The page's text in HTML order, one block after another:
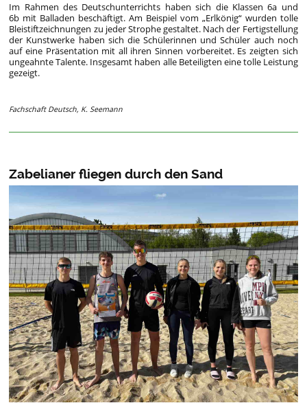
Im Rahmen des Deutschunterrichts haben sich die Klassen 6a und
6b mit Balladen beschäftigt. Am Beispiel vom „Erlkönig“ wurden tolle
Bleistiftzeichnungen zu jeder Strophe gestaltet. Nach der Fertigstellung
der Kunstwerke haben sich die Schülerinnen und Schüler auch noch
auf eine Präsentation mit all ihren Sinnen vorbereitet. Es zeigten sich
ungeahnte Talente. Insgesamt haben alle Beteiligten eine tolle Leistung
gezeigt.
Fachschaft Deutsch, K. Seemann
Zabelianer fliegen durch den Sand